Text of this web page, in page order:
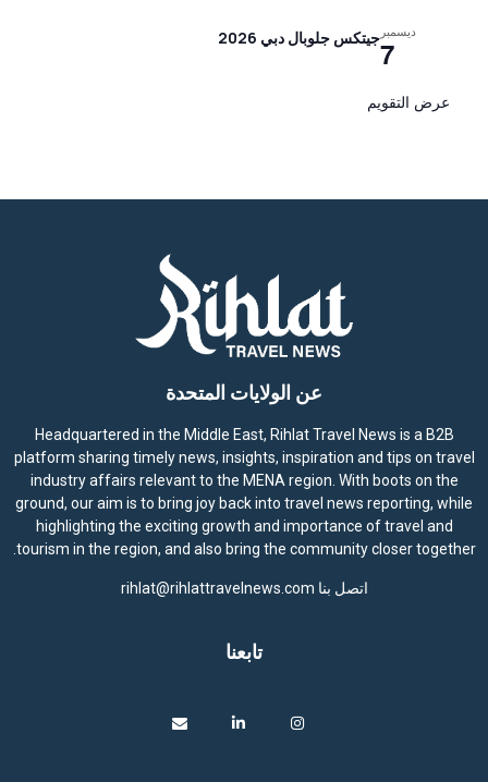
ديسمبر
7جيتكس جلوبال دبي 2026
عرض التقويم
عن الولايات المتحدة
Headquartered in the Middle East, Rihlat Travel News is a B2B
platform sharing timely news, insights, inspiration and tips on travel
industry affairs relevant to the MENA region. With boots on the
ground, our aim is to bring joy back into travel news reporting, while
highlighting the exciting growth and importance of travel and
tourism in the region, and also bring the community closer together.
اتصل بنا rihlat@rihlattravelnews.com
تابعنا